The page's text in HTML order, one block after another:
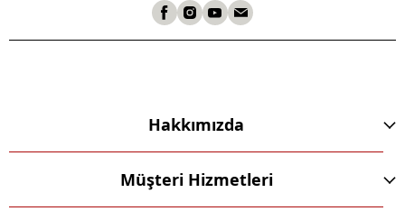
Hakkımızda
Müşteri Hizmetleri